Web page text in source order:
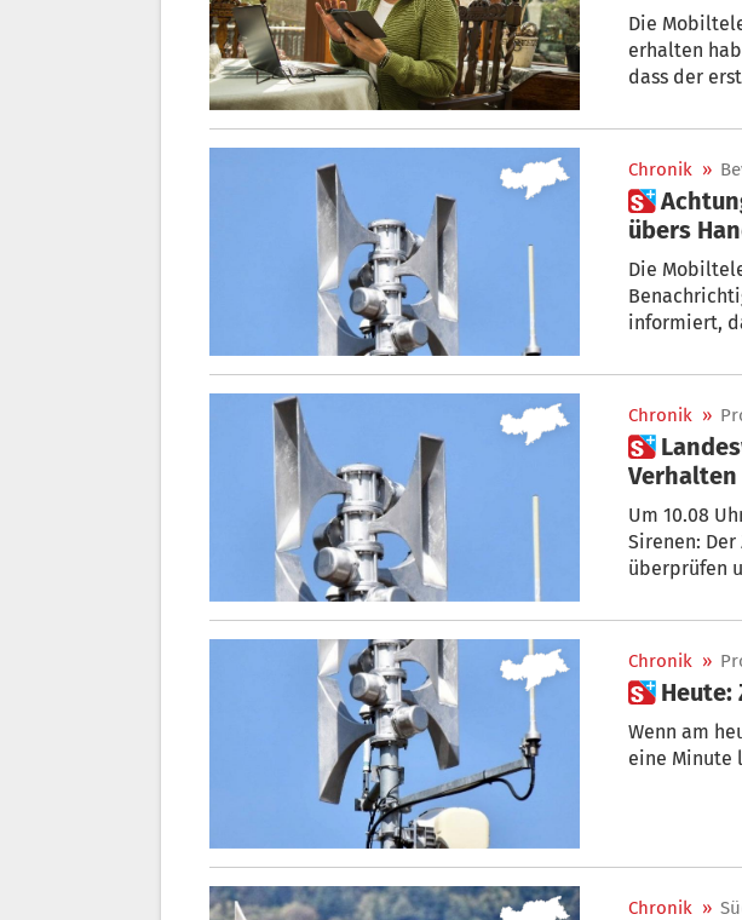
Die
erhalten
dass der
Chronik »
 Achtung: Heute Zivilschutz-Probealarm in ganz Südtirol – auch
übers
Die
informiert,
Chronik »
 Landesweiter Zivilschutz-Probealarm: Signale kennen,
Um 10.08
Sirenen:
überprüfen
Chronik »

Wenn am
eine Minute
Chronik »